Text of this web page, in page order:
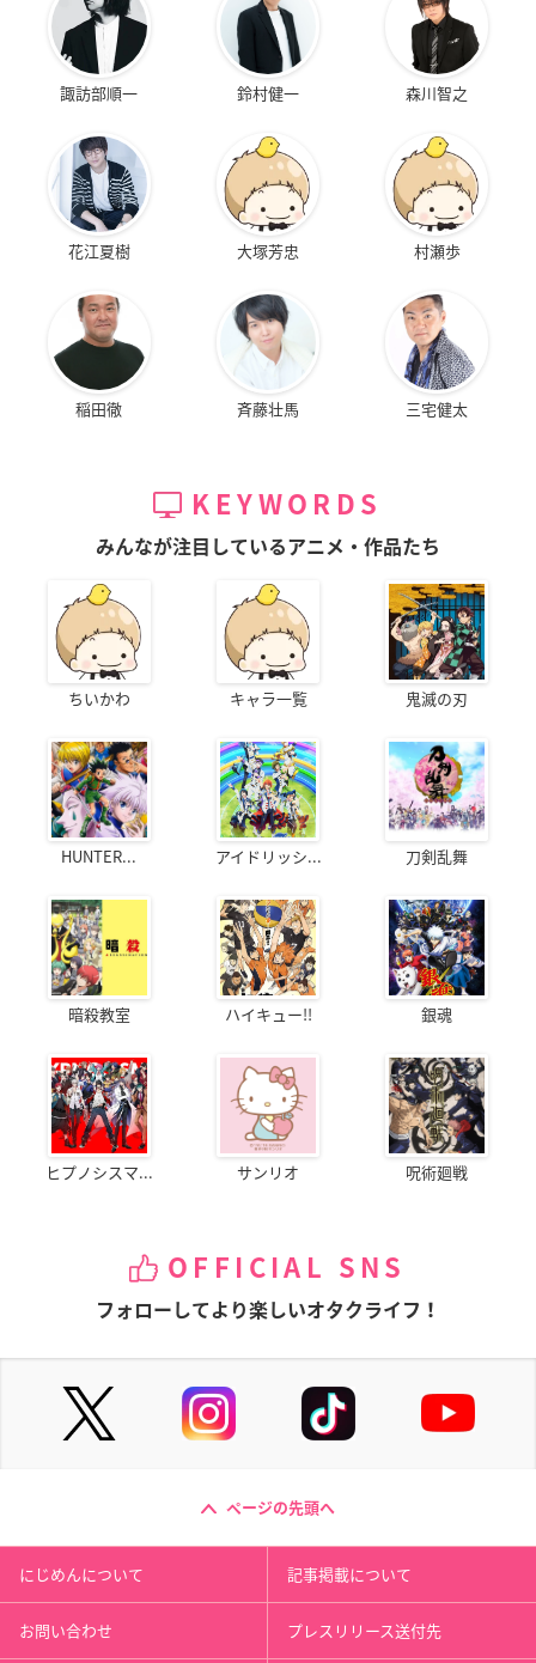
諏訪部順一 鈴村健一 森川智之
花江夏樹 大塚芳忠 村瀬歩
稲田徹 斉藤壮馬 三宅健太
KEYWORDS
みんなが注目しているアニメ・作品たち
ちいかわ キャラ一覧 鬼滅の刃
HUNTER... アイドリッシ... 刀剣乱舞
暗殺教室 ハイキュー!! 銀魂
ヒプノシスマ... サンリオ 呪術廻戦
OFFICIAL SNS
フォローしてより楽しいオタクライフ！
ページの先頭へ
にじめんについて 記事掲載について
お問い合わせ プレスリリース送付先